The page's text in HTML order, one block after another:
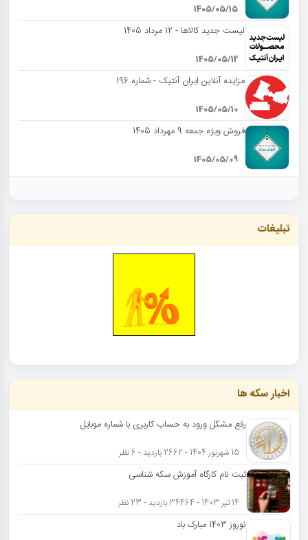
1405/05/15
لیست جدید کالاها - 12 مرداد 1405
1405/05/12
مزایده آنلاین ایران آنتیک - شماره 196
1405/05/10
فروش ویژه جمعه 9 مهرداد 1405
1405/05/09
تبلیغات
اخبار سکه ها
رفع مشکل ورود به حساب کاربری با شماره موبایل
15 شهریور 1404 - 2662 بازدید - 6 نظر
ثبت نام کارگاه آموزش سکه شناسی
14 تیر 1403 - 34464 بازدید - 23 نظر
نوروز 1403 مبارک باد